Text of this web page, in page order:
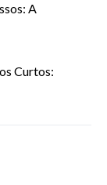
A
Curtos: